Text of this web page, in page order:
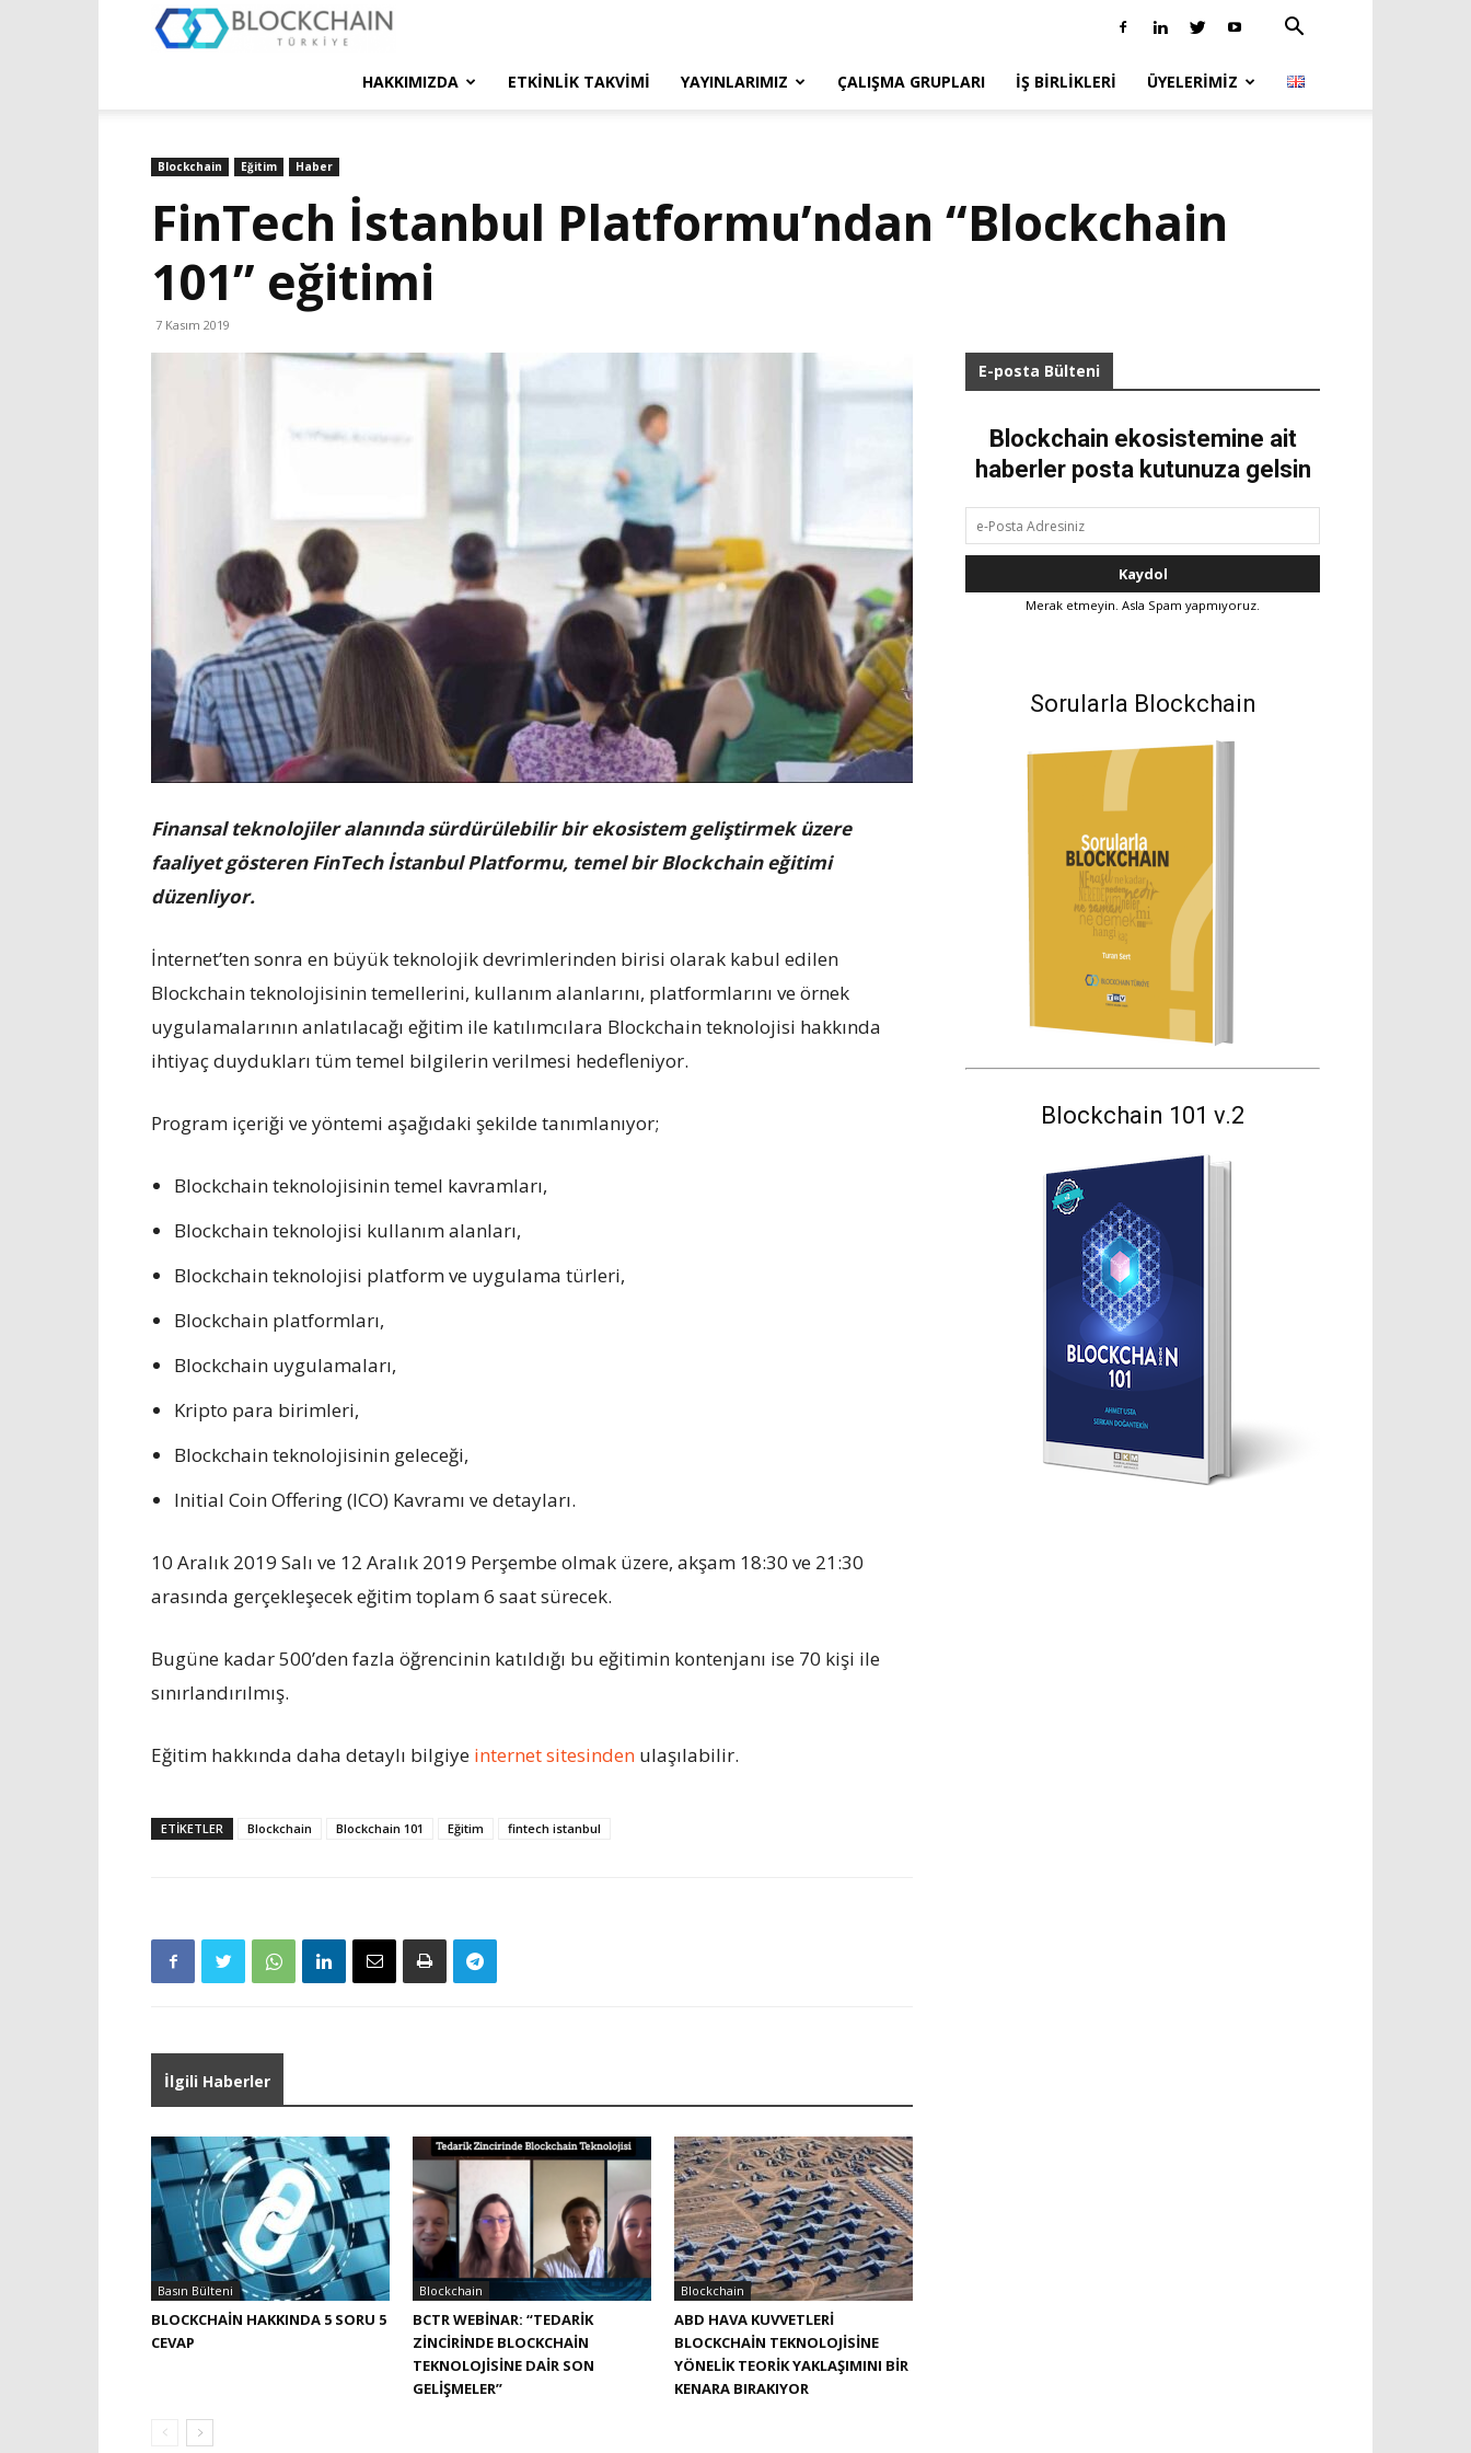
Türkiye
HAKKIMIZDA ETKINLIK TAKVIMI YAYINLARIMIZ ÇALIŞMA GRUPLARI İŞ BIRLIKLERI ÜYELERIMIZ
Blockchain Eğitim Haber
FinTech İstanbul Platformu’ndan “Blockchain
101” eğitimi
7 Kasım 2019
Finansal teknolojiler alanında sürdürülebilir bir ekosistem geliştirmek üzere
faaliyet gösteren FinTech İstanbul Platformu, temel bir Blockchain eğitimi
düzenliyor.
İnternet’ten sonra en büyük teknolojik devrimlerinden birisi olarak kabul edilen
Blockchain teknolojisinin temellerini, kullanım alanlarını, platformlarını ve örnek
uygulamalarının anlatılacağı eğitim ile katılımcılara Blockchain teknolojisi hakkında
ihtiyaç duydukları tüm temel bilgilerin verilmesi hedefleniyor.
Program içeriği ve yöntemi aşağıdaki şekilde tanımlanıyor;
Blockchain teknolojisinin temel kavramları,
Blockchain teknolojisi kullanım alanları,
Blockchain teknolojisi platform ve uygulama türleri,
Blockchain platformları,
Blockchain uygulamaları,
Kripto para birimleri,
Blockchain teknolojisinin geleceği,
Initial Coin Offering (ICO) Kavramı ve detayları.
10 Aralık 2019 Salı ve 12 Aralık 2019 Perşembe olmak üzere, akşam 18:30 ve 21:30
arasında gerçekleşecek eğitim toplam 6 saat sürecek.
Bugüne kadar 500’den fazla öğrencinin katıldığı bu eğitimin kontenjanı ise 70 kişi ile
sınırlandırılmış.
Eğitim hakkında daha detaylı bilgiye internet sitesinden ulaşılabilir.
ETIKETLER Blockchain Blockchain 101 Eğitim fintech istanbul
İlgili Haberler
Basın Bülteni
BLOCKCHAIN HAKKINDA 5 SORU 5
CEVAP
Blockchain
BCTR WEBINAR: “TEDARIK
ZINCIRINDE BLOCKCHAIN
TEKNOLOJISINE DAIR SON
GELIŞMELER”
Blockchain
ABD HAVA KUVVETLERI
BLOCKCHAIN TEKNOLOJISINE
YÖNELIK TEORIK YAKLAŞIMINI BIR
KENARA BIRAKIYOR
E-posta Bülteni
Blockchain ekosistemine ait
haberler posta kutunuza gelsin
Merak etmeyin. Asla Spam yapmıyoruz.
Sorularla Blockchain
Blockchain 101 v.2